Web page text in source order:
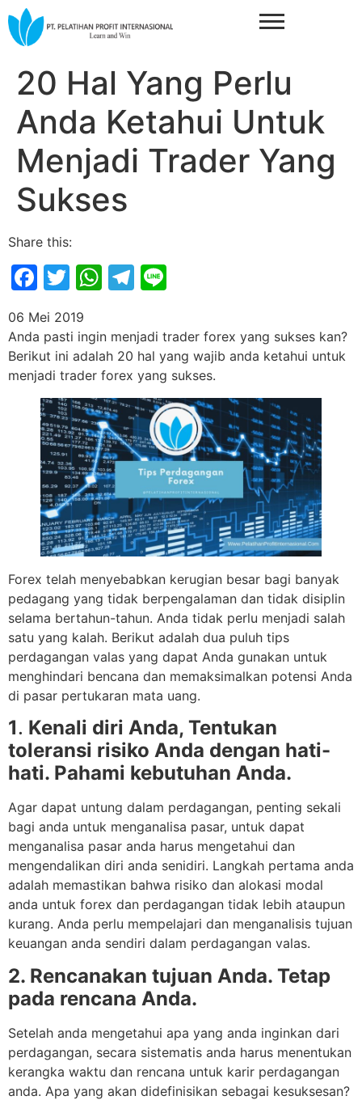
20 Hal Yang Perlu
Anda Ketahui Untuk
Menjadi Trader Yang
Sukses
Share this:
Facebook
Twitter
WhatsApp
Telegram
06 Mei 2019
Anda pasti ingin menjadi trader forex yang sukses kan?
Berikut ini adalah 20 hal yang wajib anda ketahui untuk
menjadi trader forex yang sukses.
Forex telah menyebabkan kerugian besar bagi banyak
pedagang yang tidak berpengalaman dan tidak disiplin
selama bertahun-tahun. Anda tidak perlu menjadi salah
satu yang kalah. Berikut adalah dua puluh tips
perdagangan valas yang dapat Anda gunakan untuk
menghindari bencana dan memaksimalkan potensi Anda
di pasar pertukaran mata uang.
1. Kenali diri Anda, Tentukan
toleransi risiko Anda dengan hati-
hati. Pahami kebutuhan Anda.
Agar dapat untung dalam perdagangan, penting sekali
bagi anda untuk menganalisa pasar, untuk dapat
menganalisa pasar anda harus mengetahui dan
mengendalikan diri anda senidiri. Langkah pertama anda
adalah memastikan bahwa risiko dan alokasi modal
anda untuk forex dan perdagangan tidak lebih ataupun
kurang. Anda perlu mempelajari dan menganalisis tujuan
keuangan anda sendiri dalam perdagangan valas.
2. Rencanakan tujuan Anda. Tetap
pada rencana Anda.
Setelah anda mengetahui apa yang anda inginkan dari
perdagangan, secara sistematis anda harus menentukan
kerangka waktu dan rencana untuk karir perdagangan
anda. Apa yang akan didefinisikan sebagai kesuksesan?